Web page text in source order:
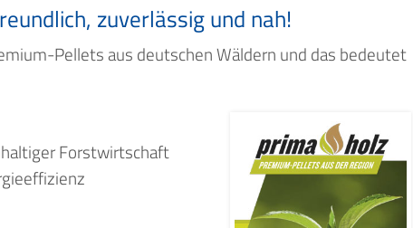
zuverlässig und nah!
Pellets aus deutschen Wäldern und das bedeutet
Forstwirtschaft